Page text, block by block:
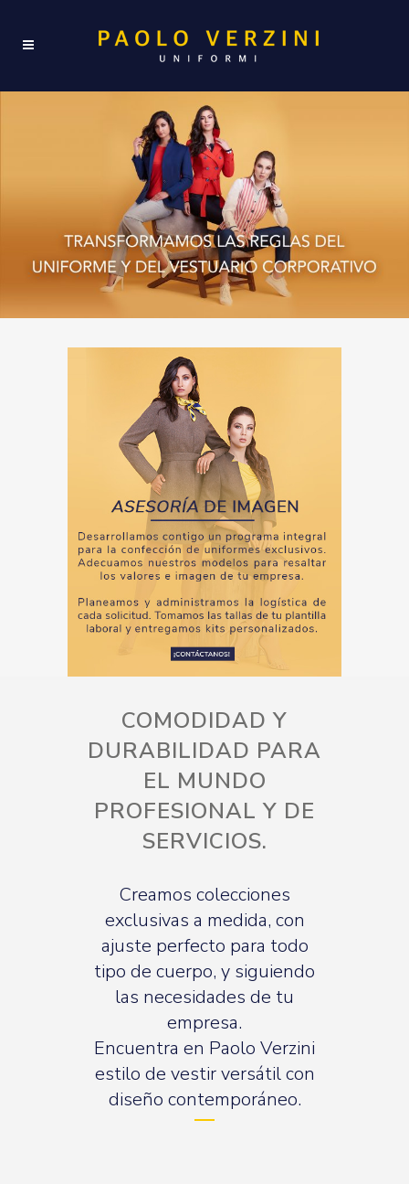
COMODIDAD Y
DURABILIDAD PARA
EL MUNDO
PROFESIONAL Y DE
SERVICIOS.
Creamos colecciones
exclusivas a medida, con
ajuste perfecto para todo
tipo de cuerpo, y siguiendo
las necesidades de tu
empresa.
Encuentra en Paolo Verzini
estilo de vestir versátil con
diseño contemporáneo.